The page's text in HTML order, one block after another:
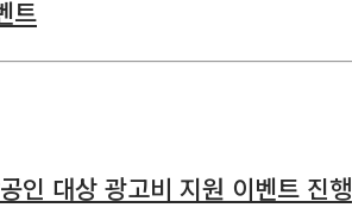
트
인 대상 광고비 지원 이벤트 진행